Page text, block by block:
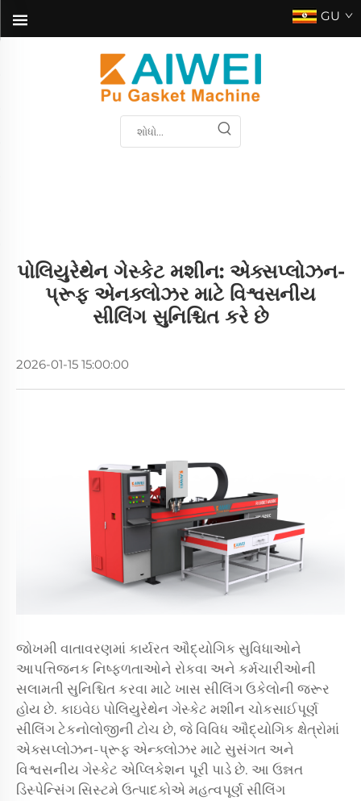
GU
પોલિયુરેથેન ગેસ્કેટ મશીન: એક્સપ્લોઝન-
પ્રૂફ એનક્લોઝર માટે વિશ્વસનીય
સીલિંગ સુનિશ્ચિત કરે છે
2026-01-15 15:00:00
જોખમી વાતાવરણમાં કાર્યરત ઔદ્યોગિક સુવિધાઓને
આપત્તિજનક નિષ્ફળતાઓને રોકવા અને કર્મચારીઓની
સલામતી સુનિશ્ચિત કરવા માટે ખાસ સીલિંગ ઉકેલોની જરૂર
હોય છે. કાઇવેઇ પોલિયુરેથેન ગેસ્કેટ મશીન ચોકસાઈપૂર્ણ
સીલિંગ ટેકનોલોજીની ટોચ છે, જે વિવિધ ઔદ્યોગિક ક્ષેત્રોમાં
એક્સપ્લોઝન-પ્રૂફ એન્ક્લોઝર માટે સુસંગત અને
વિશ્વસનીય ગેસ્કેટ એપ્લિકેશન પૂરી પાડે છે. આ ઉન્નત
ડિસ્પેન્સિંગ સિસ્ટમે ઉત્પાદકોએ મહત્વપૂર્ણ સીલિંગ